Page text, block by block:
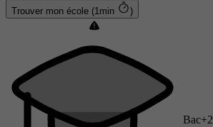
Trouver mon école (1min )
Bac+2